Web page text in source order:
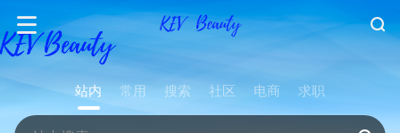
站内 常用 搜索 社区 电商 求职